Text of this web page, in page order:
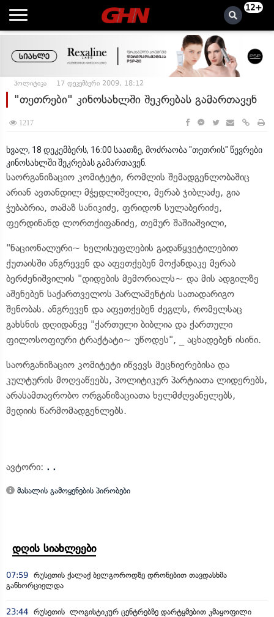
12+
პოლიტიკა 17 დეკემბერი 2009, 18:12
"თეთრები" კინოსახლში შეკრებას გამართავენ
1217
ხვალ, 18 დეკემბერს, 16:00 საათზე, მოძრაობა "თეთრის" წევრები
კინოსახლში შეკრებას გამართავენ.
საორგანიზაციო კომიტეტი, რომლის შემადგენლობაშიც
არიან ავთანდილ მჭედლიშვილი, მერაბ ჯიბლაძე, გია
ჭუბაბრია, თამაზ სანიკიძე, ფრიდონ სულაბერიძე,
ფერდინანდ ლორთქიფანიძე, თემურ შაშიაშვილი,
"ნაციონალური~ ხელისუფლების გადაწყვეტილებით
ქუთაისში ანგრევენ და აფეთქებენ მოქანდაკე მერაბ
ბერძენიშვილის "დიდების მემორიალს~ და მის ადგილზე
აშენებენ საქართველოს პარლამენტის სათადარიგო
შენობას. ანგრევენ და აფეთქებენ ძეგლს, რომელსაც
გახსნის დღიდანვე "ქართული ბიბლია და ქართული
ფილოსოფიური ტრაქტატი~ უწოდეს", _ აცხადებენ ისინი.
საორგანიზაციო კომიტეტი იწვევს მეცნიერებისა და
კულტურის მოღვაწეებს, პოლიტიკურ პარტიათა ლიდერებს,
არასამთავრობო ორგანიზაციათა ხელმძღვანელებს,
მედიის წარმომადგენლებს.
ავტორი: . .
მასალის გამოყენების პირობები
დღის სიახლეები
07:59 რუსეთის ქალაქ ბელგოროდზე დრონებით თავდასხმა
განხორციელდა
23:44 რუსეთის ლოგისტიკურ ცენტრებზე დარტყმებით კმაყოფილი